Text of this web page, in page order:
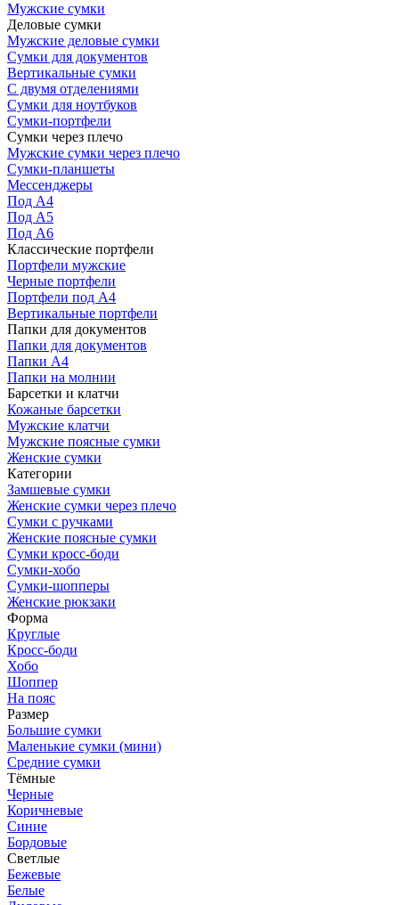
Мужские сумки
Деловые сумки
Мужские деловые сумки
Сумки для документов
Вертикальные сумки
С двумя отделениями
Сумки для ноутбуков
Сумки-портфели
Сумки через плечо
Мужские сумки через плечо
Сумки-планшеты
Мессенджеры
Под А4
Под А5
Под А6
Классические портфели
Портфели мужские
Черные портфели
Портфели под А4
Вертикальные портфели
Папки для документов
Папки для документов
Папки А4
Папки на молнии
Барсетки и клатчи
Кожаные барсетки
Мужские клатчи
Мужские поясные сумки
Женские сумки
Категории
Замшевые сумки
Женские сумки через плечо
Сумки с ручками
Женские поясные сумки
Сумки кросс-боди
Сумки-хобо
Сумки-шопперы
Женские рюкзаки
Форма
Круглые
Кросс-боди
Хобо
Шоппер
На пояс
Размер
Большие сумки
Маленькие сумки (мини)
Средние сумки
Тёмные
Черные
Коричневые
Синие
Бордовые
Светлые
Бежевые
Белые